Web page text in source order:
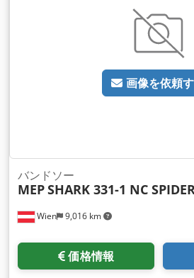
画像を依頼
Wien 9,016 km
バンドソー
MEPSHARK 331-1 NC
価格情報